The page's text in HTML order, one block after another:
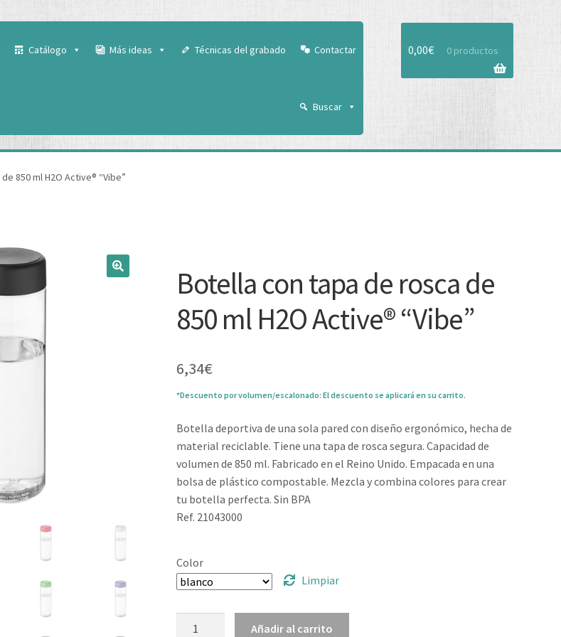
Catálogo Más ideas Técnicas del grabado Contactar
Buscar
0,00€ 0 productos
850 ml H2O Active® “Vibe”
Botella con tapa de rosca de
850 ml H2O Active® “Vibe”
6,34€
*Descuento por volumen/escalonado: El descuento se aplicará en su carrito.
Botella deportiva de una sola pared con diseño ergonómico, hecha de
material reciclable. Tiene una tapa de rosca segura. Capacidad de
volumen de 850 ml. Fabricado en el Reino Unido. Empacada en una
bolsa de plástico compostable. Mezcla y combina colores para crear
tu botella perfecta. Sin BPA
Ref. 21043000
Color
Limpiar
Añadir al carrito
Aceptar